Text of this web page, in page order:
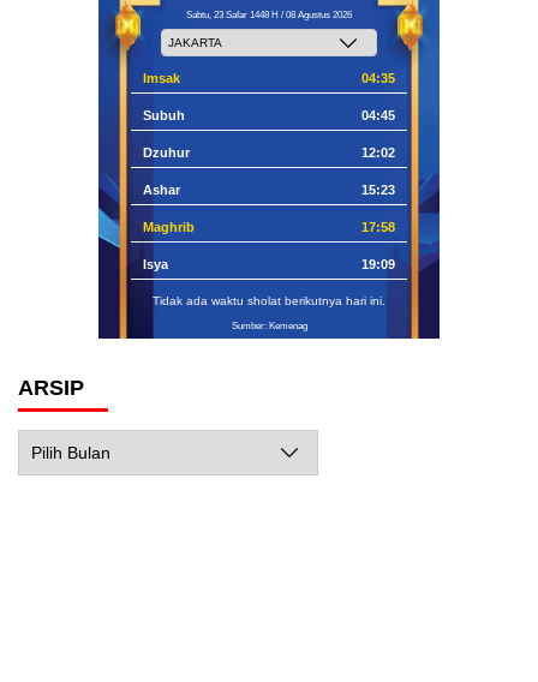
Sabtu, 23 Safar 1448 H / 08 Agustus 2026
Imsak 04:35
Subuh 04:45
Dzuhur 12:02
Ashar 15:23
Maghrib 17:58
Isya 19:09
Tidak ada waktu sholat berikutnya hari ini.
Sumber: Kemenag
ARSIP